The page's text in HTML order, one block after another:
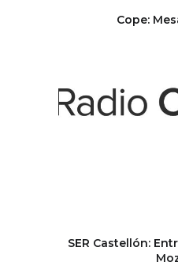
Cope:
SER Castellón: